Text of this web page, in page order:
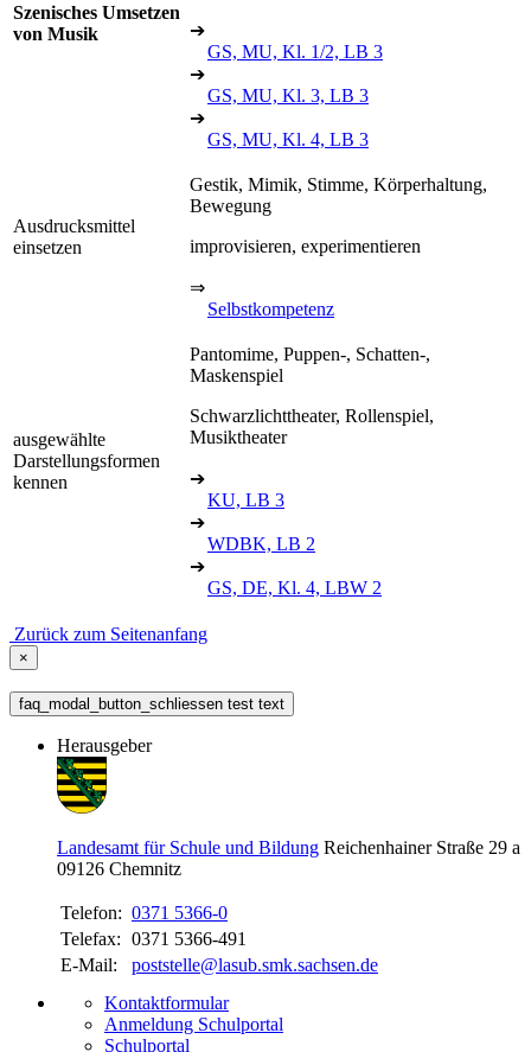
Szenisches Umsetzen
von Musik
➔
GS, MU, Kl. 1/2, LB 3
➔
GS, MU, Kl. 3, LB 3
➔
GS, MU, Kl. 4, LB 3
Ausdrucksmittel
einsetzen
Gestik, Mimik, Stimme, Körperhaltung,
Bewegung
improvisieren, experimentieren
⇒
Selbstkompetenz
ausgewählte
Darstellungsformen
kennen
Pantomime, Puppen-, Schatten-,
Maskenspiel
Schwarzlichttheater, Rollenspiel,
Musiktheater
➔
KU, LB 3
➔
WDBK, LB 2
➔
GS, DE, Kl. 4, LBW 2
Zurück zum Seitenanfang
×
faq_modal_button_schliessen test text
Herausgeber
Landesamt für Schule und Bildung Reichenhainer Straße 29 a
09126 Chemnitz
Telefon: 0371 5366-0
Telefax: 0371 5366-491
E-Mail:
poststelle@lasub.smk.sachsen.de
Kontaktformular
Anmeldung Schulportal
Schulportal